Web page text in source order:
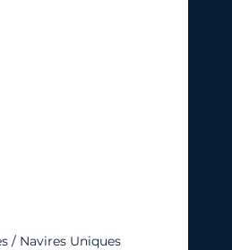
/ Navires Uniques